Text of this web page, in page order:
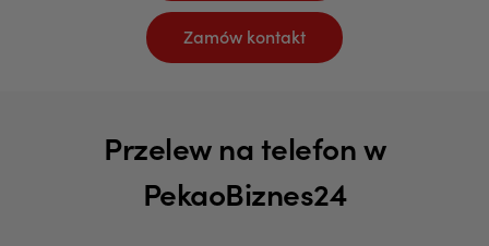
Zamów kontakt
Przelew na telefon w
PekaoBiznes24